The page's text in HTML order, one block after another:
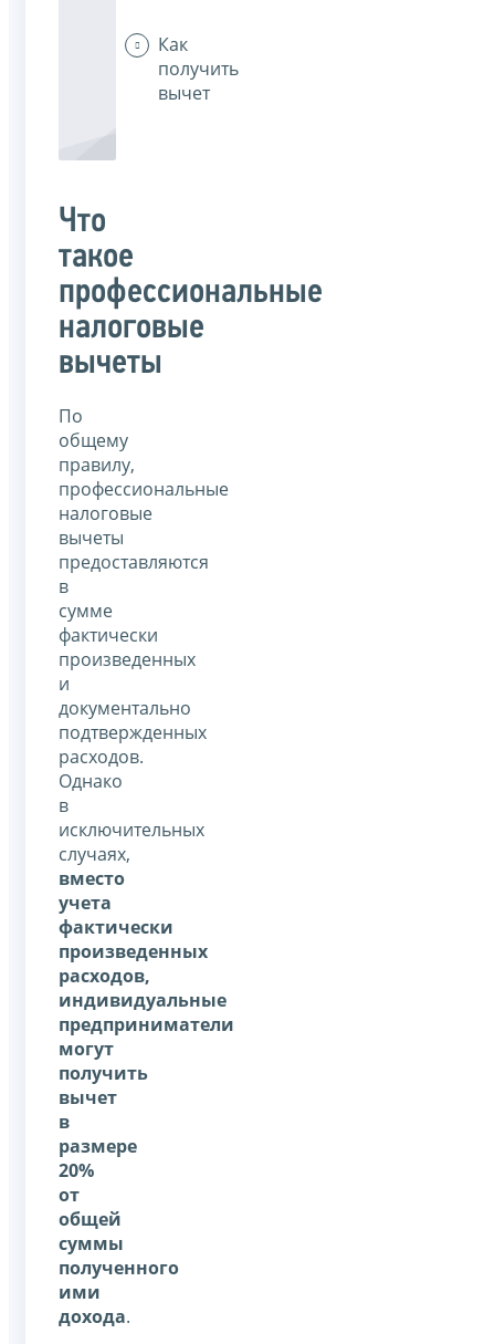
Как
получить
вычет
Что
такое
профессиональные
налоговые
вычеты
По
общему
правилу,
профессиональные
налоговые
вычеты
предоставляются
в
сумме
фактически
произведенных
и
документально
подтвержденных
расходов.
Однако
в
исключительных
случаях,
вместо
учета
фактически
произведенных
расходов,
индивидуальные
предприниматели
могут
получить
вычет
в
размере
20%
от
общей
суммы
полученного
ими
дохода.